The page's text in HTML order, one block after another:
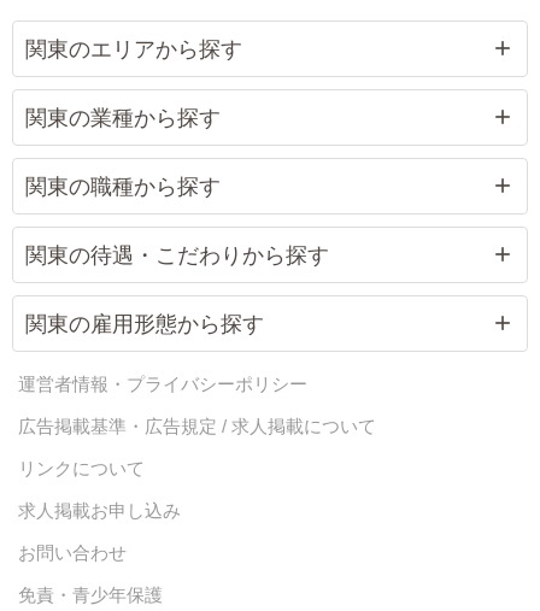
関東のエリアから探す
関東の業種から探す
関東の職種から探す
関東の待遇・こだわりから探す
関東の雇用形態から探す
運営者情報・プライバシーポリシー
広告掲載基準・広告規定 / 求人掲載について
リンクについて
求人掲載お申し込み
お問い合わせ
免責・青少年保護